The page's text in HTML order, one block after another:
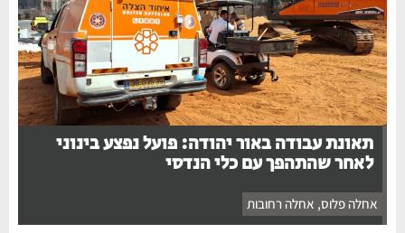
תאונת עבודה באור יהודה: פועל נפצע בינוני
לאחר שהתהפך עם כלי הנדסי
אחלה פלוס, אחלה רחובות